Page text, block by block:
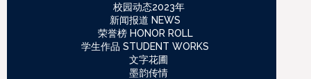
校园动态2023年
新闻报道 NEWS
荣誉榜 HONOR ROLL
学生作品 STUDENT WORKS
文字花圃
墨韵传情